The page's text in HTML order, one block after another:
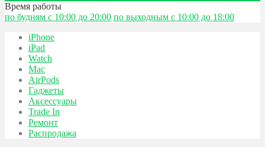
Время работы
по будням с 10:00 до 20:00 по выходным с 10:00 до 18:00
iPhone
iPad
Watch
Mac
AirPods
Гаджеты
Аксессуары
Trade In
Ремонт
Распродажа